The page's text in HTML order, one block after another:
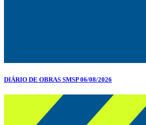
DIÁRIO DE OBRAS SMSP 06/08/2026